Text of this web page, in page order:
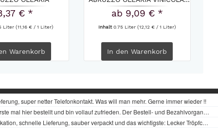
€ *
Liter(11,16 € / 1 Liter)
Warenkorb
ab 9,09 € *
Inhalt0.75 Liter (12,12 € / 1 Liter)
In den Warenkorb